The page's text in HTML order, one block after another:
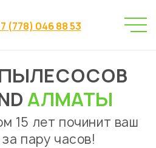
(778) 046 88 53
→ Ремонт пылесосов
Redmond Алматы
АЛМАТЫ
15 лет починит ваш
пару часов!